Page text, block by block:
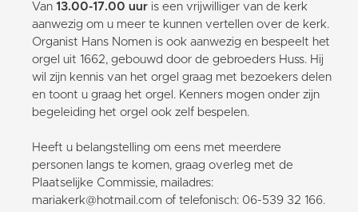
Van 13.00-17.00 uur is een vrijwilliger van de kerk
aanwezig om u meer te kunnen vertellen over de kerk.
Organist Hans Nomen is ook aanwezig en bespeelt het
orgel uit 1662, gebouwd door de gebroeders Huss. Hij
wil zijn kennis van het orgel graag met bezoekers delen
en toont u graag het orgel. Kenners mogen onder zijn
begeleiding het orgel ook zelf bespelen.
Heeft u belangstelling om eens met meerdere
personen langs te komen, graag overleg met de
Plaatselijke Commissie, mailadres:
mariakerk@hotmail.com of telefonisch: 06-539 32 166.